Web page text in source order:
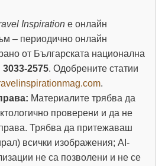
Inspiration е онлайн
– периодично онлайн
от Българската национална
3033-2575. Одобрените статии
.
Материалите трябва да
проверени и да не
Трябва да притежаваш
всички изображения; AI-
не са позволени и не се